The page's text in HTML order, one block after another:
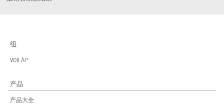
组
VOILÀP
产品
产品大全